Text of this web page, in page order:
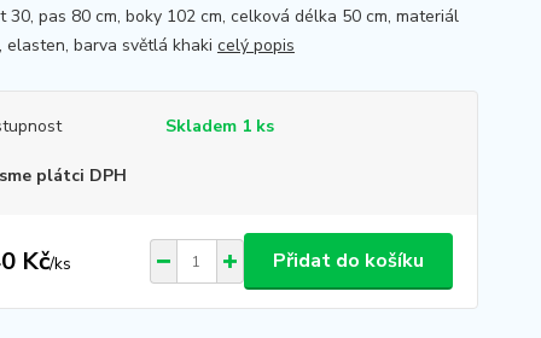
30, pas 80 cm, boky 102 cm, celková délka 50 cm, materiál
elasten, barva světlá khaki celý popis
Skladem 1 ks
plátci DPH
Kč/ks Přidat do košíku